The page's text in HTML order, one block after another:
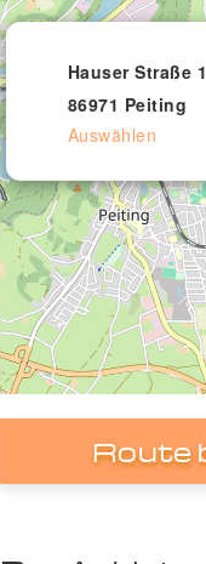
Hauser Straße
86971 Peiting
Auswählen
Route